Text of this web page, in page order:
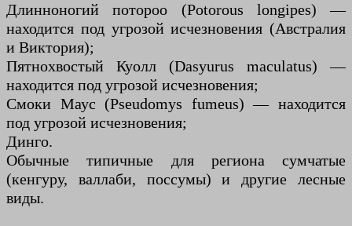
Длинноногий потороо (Potorous longipes) —
находится под угрозой исчезновения (Австралия
и Виктория);
Пятнохвостый Куолл (Dasyurus maculatus) —
находится под угрозой исчезновения;
Смоки Маус (Pseudomys fumeus) — находится
под угрозой исчезновения;
Динго.
Обычные типичные для региона сумчатые
(кенгуру, валлаби, поссумы) и другие лесные
виды.